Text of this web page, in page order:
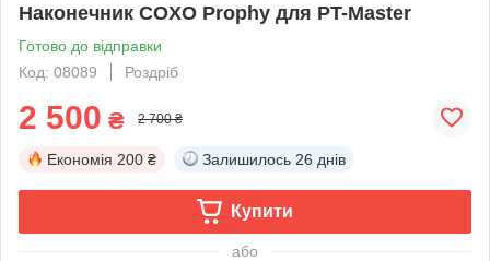
Наконечник COXO Prophy для PT-Master
Готово до відправки
Код: 08089
Роздріб
2 500 ₴ 2 700 ₴
Економія 200 ₴ Залишилось 26 днів
Купити
або